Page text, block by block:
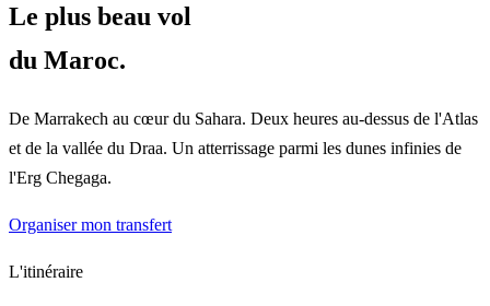
Le plus beau vol
du Maroc.
De Marrakech au cœur du Sahara. Deux heures au-dessus de l'Atlas
et de la vallée du Draa. Un atterrissage parmi les dunes infinies de
l'Erg Chegaga.
Organiser mon transfert
L'itinéraire